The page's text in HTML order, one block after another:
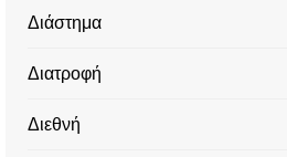
Διάστημα
Διατροφή
Διεθνή